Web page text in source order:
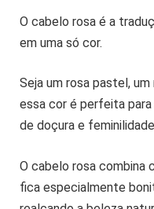
O cabelo rosa é a
em uma só cor.
Seja um rosa pastel,
essa cor é perfeita
de doçura e
O cabelo rosa combina
fica especialmente